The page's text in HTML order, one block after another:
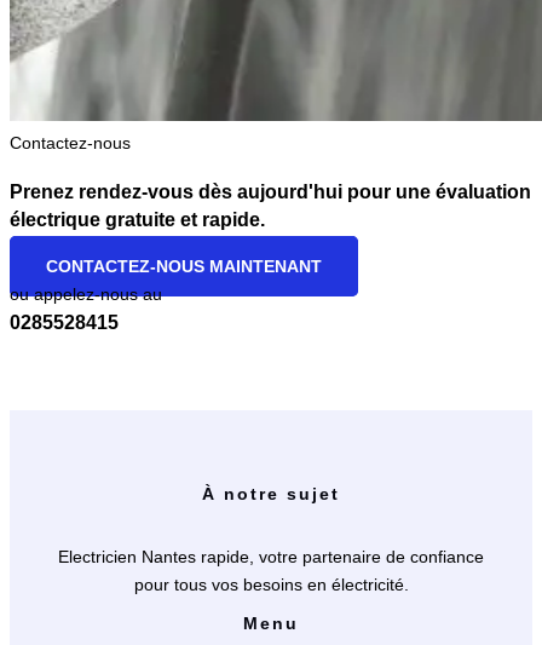
Contactez-nous
Prenez rendez-vous dès aujourd'hui pour une évaluation
électrique gratuite et rapide.
CONTACTEZ-NOUS MAINTENANT
ou appelez-nous au
0285528415
À notre sujet
Electricien Nantes rapide, votre partenaire de confiance
pour tous vos besoins en électricité.
Menu